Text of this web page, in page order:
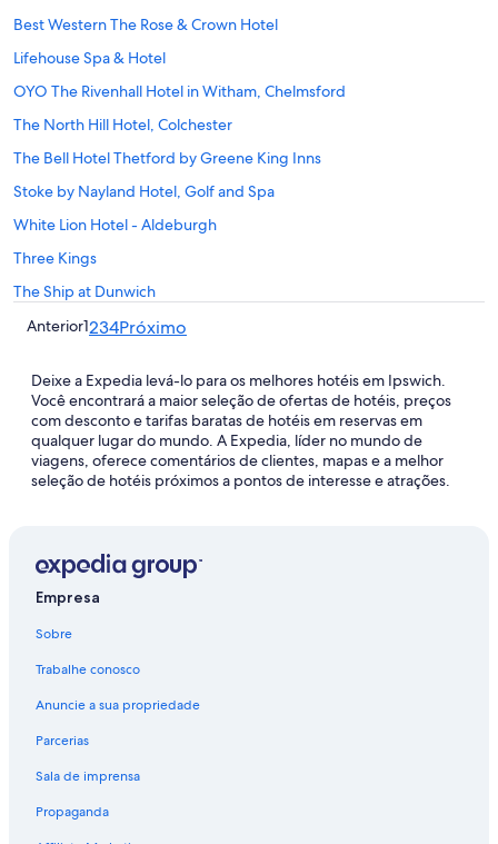
Best Western The Rose & Crown Hotel
Lifehouse Spa & Hotel
OYO The Rivenhall Hotel in Witham, Chelmsford
The North Hill Hotel, Colchester
The Bell Hotel Thetford by Greene King Inns
Stoke by Nayland Hotel, Golf and Spa
White Lion Hotel - Aldeburgh
Three Kings
The Ship at Dunwich
Anterior1234Próximo
Deixe a Expedia levá-lo para os melhores hotéis em Ipswich.
Você encontrará a maior seleção de ofertas de hotéis, preços
com desconto e tarifas baratas de hotéis em reservas em
qualquer lugar do mundo. A Expedia, líder no mundo de
viagens, oferece comentários de clientes, mapas e a melhor
seleção de hotéis próximos a pontos de interesse e atrações.
Empresa
Sobre
Trabalhe conosco
Anuncie a sua propriedade
Parcerias
Sala de imprensa
Propaganda